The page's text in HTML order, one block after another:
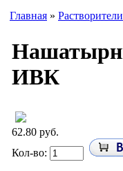
Главная » Растворители
ИВК
62.80 руб.
Кол-во: